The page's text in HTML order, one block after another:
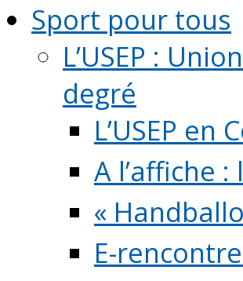
Sport pour tous
L’USEP :
degré
L’USEP en
A l’affiche
«
E-